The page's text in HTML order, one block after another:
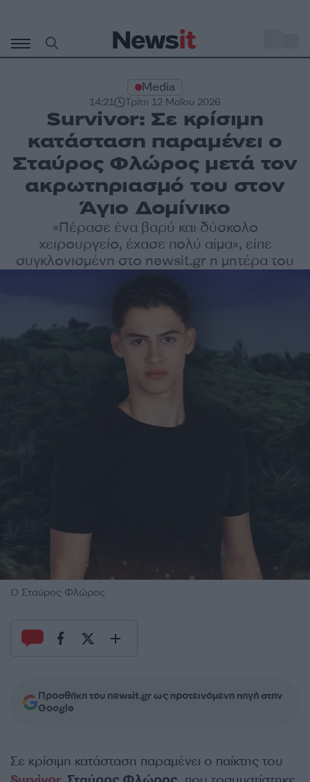
περιεχόμενο
Media
14:21 Τρίτη 12 Μαΐου 2026
Survivor: Σε κρίσιμη
κατάσταση παραμένει ο
Σταύρος Φλώρος μετά τον
ακρωτηριασμό του στον
Άγιο Δομίνικο
«Πέρασε ένα βαρύ και δύσκολο
χειρουργείο, έχασε πολύ αίμα», είπε
συγκλονισμένη στο newsit.gr η μητέρα του
Ο Σταύρος Φλώρος
Προσθήκη του newsit.gr ως προτεινόμενη πηγή στην
Google
Σε κρίσιμη κατάσταση παραμένει ο παίκτης του